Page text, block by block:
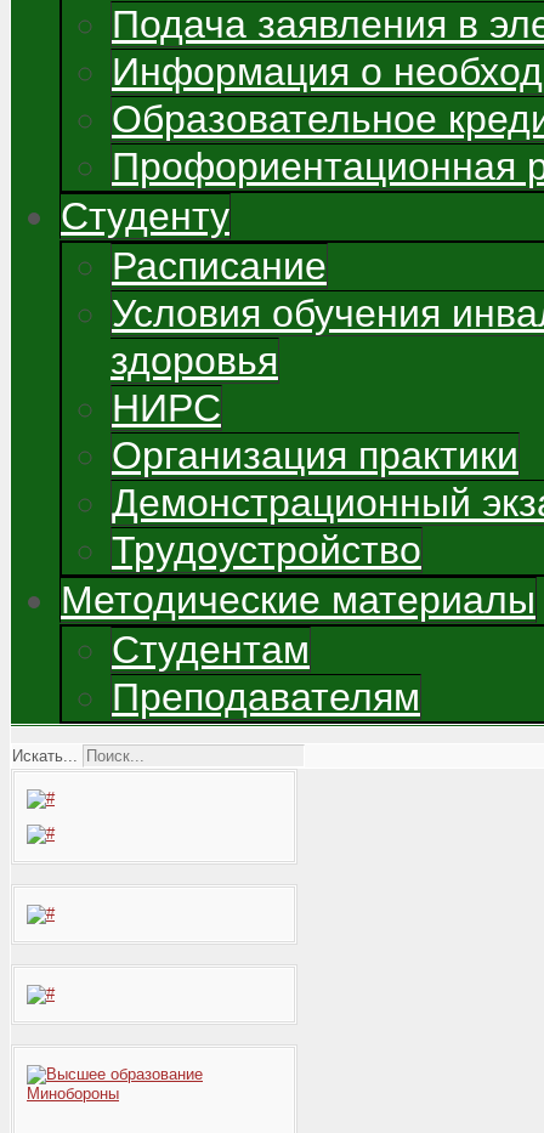
Подача заявления в
Информация о
Образовательное
Профориентационная
Студенту
Расписание
Условия обучения
здоровья
НИРС
Организация практики
Демонстрационный
Трудоустройство
Методические материалы
Студентам
Преподавателям
Искать...